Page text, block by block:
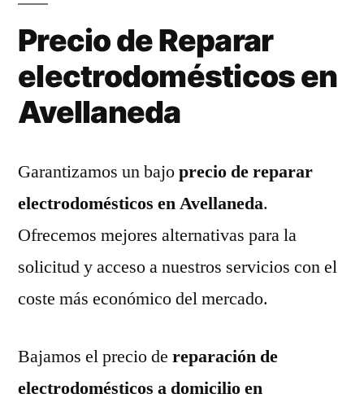
Precio de Reparar
electrodomésticos en
Avellaneda
Garantizamos un bajoprecio de reparar
electrodomésticos en Avellaneda.
Ofrecemos mejores alternativas para la
solicitud y acceso a nuestros servicios con el
coste más económico del mercado.
Bajamos el precio de reparación de
electrodomésticos a domicilio en